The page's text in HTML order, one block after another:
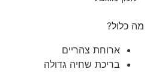
מה כלול?
ארוחת צהריים
בריכת שחיה גדולה